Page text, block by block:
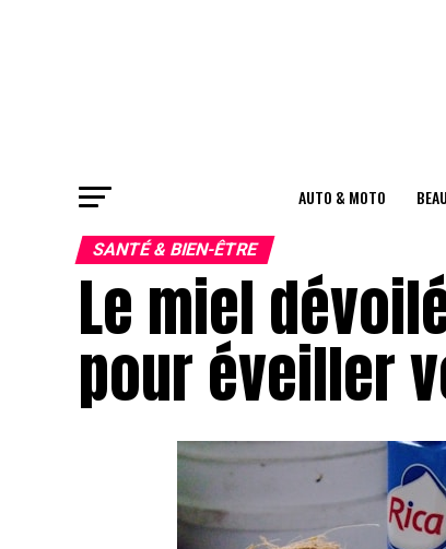
AUTO & MOTO
SANTÉ & BIEN-ÊTRE
Le miel
pour éveiller